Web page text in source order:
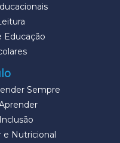
Educação
Sempre
e Nutricional